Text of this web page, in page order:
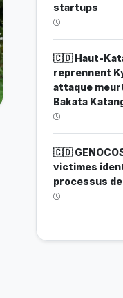
startups
🇨🇩 Haut-
reprennent
attaque
Bakata
🇨🇩
victimes
processus